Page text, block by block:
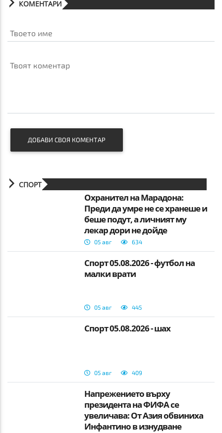
КОМЕНТАРИ
Твоето име
Твоят коментар
ДОБАВИ СВОЯ КОМЕНТАР
СПОРТ
Охранител на Марадона:
Преди да умре не се хранеше и
беше подут, а личният му
лекар дори не дойде
05 авг 634
Спорт 05.08.2026 - футбол на
малки врати
05 авг 445
Спорт 05.08.2026 - шах
05 авг 409
Напрежението върху
президента на ФИФА се
увеличава: От Азия обвиниха
Инфантино в изнудване